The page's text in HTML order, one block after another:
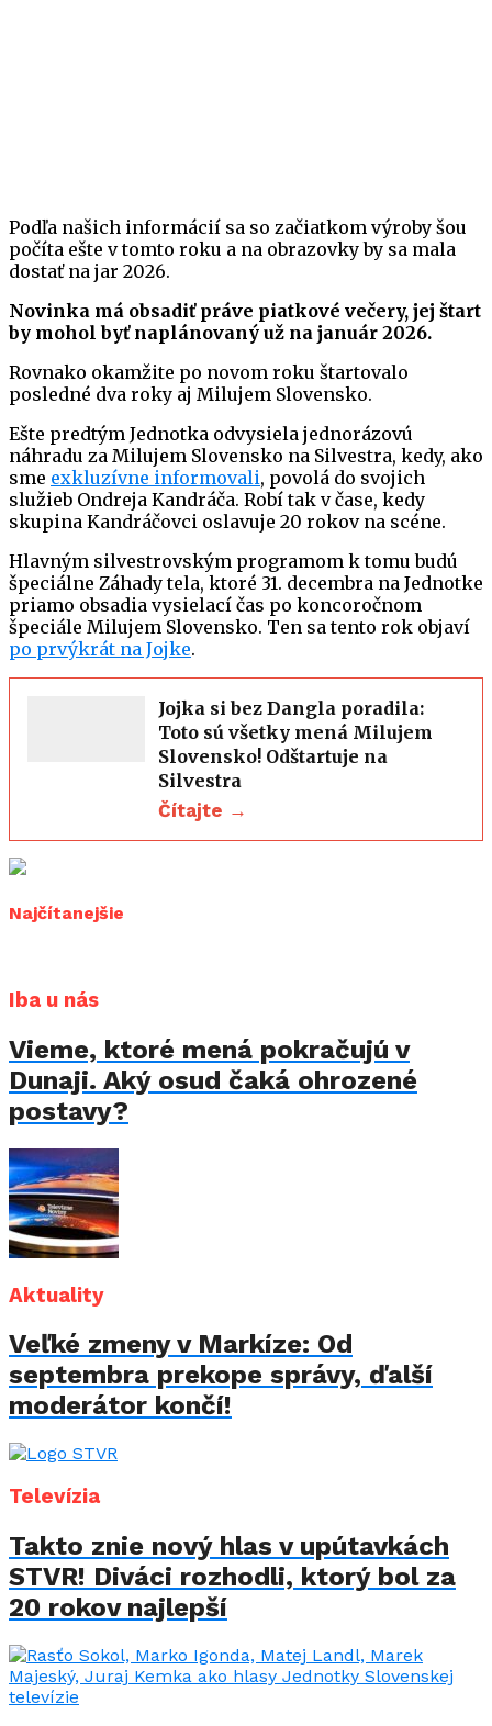
Podľa našich informácií sa so začiatkom výroby šou
počíta ešte v tomto roku a na obrazovky by sa mala
dostať na jar 2026.
Novinka má obsadiť práve piatkové večery, jej štart
by mohol byť naplánovaný už na január 2026.
Rovnako okamžite po novom roku štartovalo
posledné dva roky aj Milujem Slovensko.
Ešte predtým Jednotka odvysiela jednorázovú
náhradu za Milujem Slovensko na Silvestra, kedy, ako
sme exkluzívne informovali, povolá do svojich
služieb Ondreja Kandráča. Robí tak v čase, kedy
skupina Kandráčovci oslavuje 20 rokov na scéne.
Hlavným silvestrovským programom k tomu budú
špeciálne Záhady tela, ktoré 31. decembra na Jednotke
priamo obsadia vysielací čas po koncoročnom
špeciále Milujem Slovensko. Ten sa tento rok objaví
po prvýkrát na Jojke.
Jojka si bez Dangla poradila:
Toto sú všetky mená Milujem
Slovensko! Odštartuje na
Silvestra
Čítajte →
Najčítanejšie
Iba u nás
Vieme, ktoré mená pokračujú v
Dunaji. Aký osud čaká ohrozené
postavy?
Aktuality
Veľké zmeny v Markíze: Od
septembra prekope správy, ďalší
moderátor končí!
Televízia
Takto znie nový hlas v upútavkách
STVR! Diváci rozhodli, ktorý bol za
20 rokov najlepší